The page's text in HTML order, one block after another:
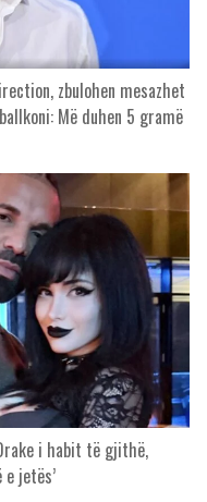
zbulohen mesazhet
Më duhen 5 gramë
i habit të gjithë,
jetës’